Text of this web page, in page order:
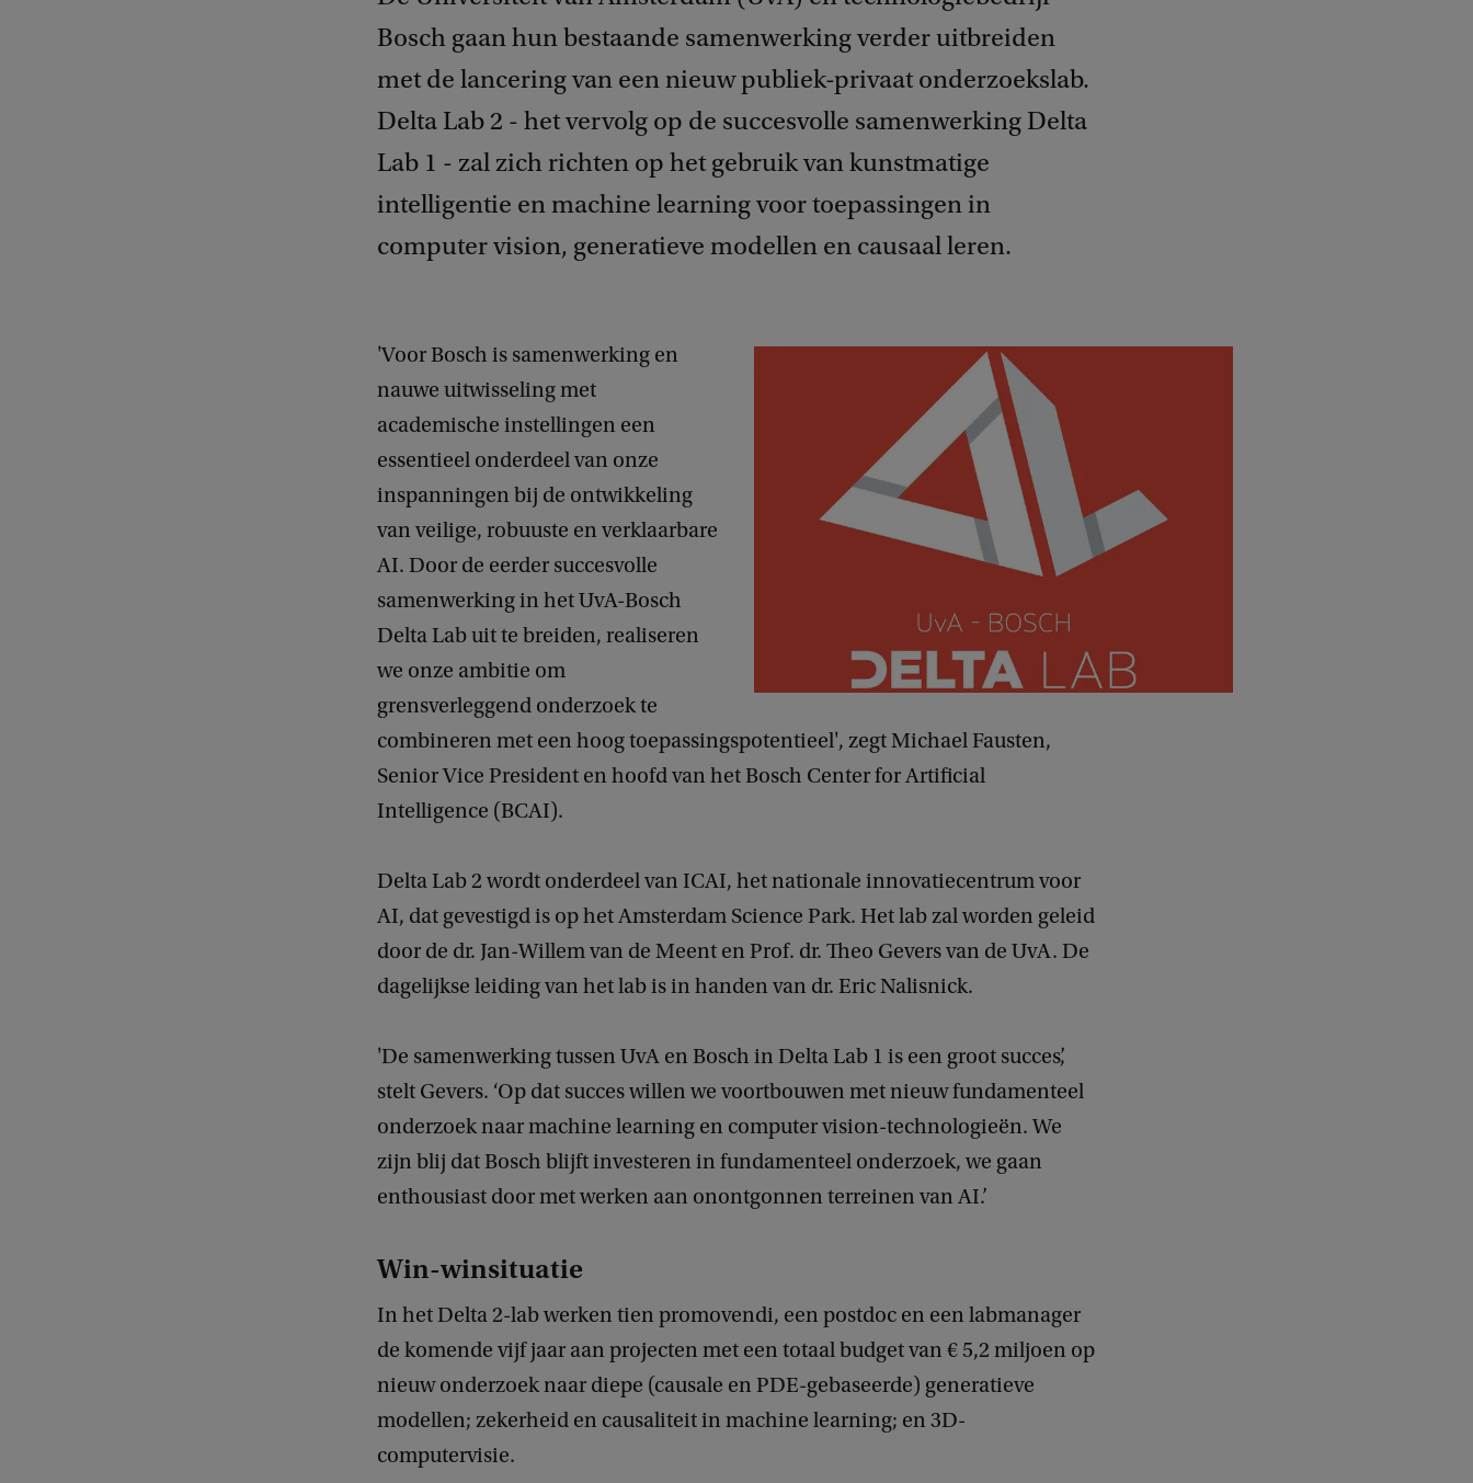
Bosch gaan hun bestaande samenwerking verder uitbreiden
met de lancering van een nieuw publiek-privaat onderzoekslab.
Delta Lab 2 - het vervolg op de succesvolle samenwerking Delta
Lab 1 - zal zich richten op het gebruik van kunstmatige
intelligentie en machine learning voor toepassingen in
computer vision, generatieve modellen en causaal leren.
'Voor Bosch is samenwerking en
nauwe uitwisseling met
academische instellingen een
essentieel onderdeel van onze
inspanningen bij de ontwikkeling
van veilige, robuuste en verklaarbare
AI. Door de eerder succesvolle
samenwerking in het UvA-Bosch
Delta Lab uit te breiden, realiseren
we onze ambitie om
grensverleggend onderzoek te
combineren met een hoog toepassingspotentieel', zegt Michael Fausten,
Senior Vice President en hoofd van het Bosch Center for Artificial
Intelligence (BCAI).
Delta Lab 2 wordt onderdeel van ICAI, het nationale innovatiecentrum voor
AI, dat gevestigd is op het Amsterdam Science Park. Het lab zal worden geleid
door de dr. Jan-Willem van de Meent en Prof. dr. Theo Gevers van de UvA. De
dagelijkse leiding van het lab is in handen van dr. Eric Nalisnick.
'De samenwerking tussen UvA en Bosch in Delta Lab 1 is een groot succes’,
stelt Gevers. ‘Op dat succes willen we voortbouwen met nieuw fundamenteel
onderzoek naar machine learning en computer vision-technologieën. We
zijn blij dat Bosch blijft investeren in fundamenteel onderzoek, we gaan
enthousiast door met werken aan onontgonnen terreinen van AI.’
Win-winsituatie
In het Delta 2-lab werken tien promovendi, een postdoc en een labmanager
de komende vijf jaar aan projecten met een totaal budget van € 5,2 miljoen op
nieuw onderzoek naar diepe (causale en PDE-gebaseerde) generatieve
modellen; zekerheid en causaliteit in machine learning; en 3D-
computervisie.